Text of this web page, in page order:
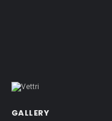
GALLERY